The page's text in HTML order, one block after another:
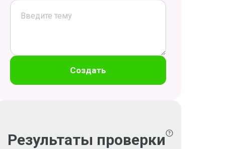
Создать
Результаты проверки